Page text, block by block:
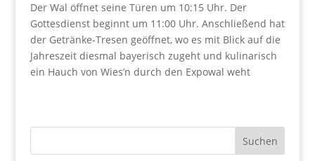
Der Wal öffnet seine Türen um 10:15 Uhr. Der
Gottesdienst beginnt um 11:00 Uhr. Anschließend hat
der Getränke-Tresen geöffnet, wo es mit Blick auf die
Jahreszeit diesmal bayerisch zugeht und kulinarisch
ein Hauch von Wies’n durch den Expowal weht